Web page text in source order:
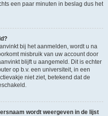
een paar minuten in beslag dus het
bij het aanmelden, wordt u na
misbruik van uw account door
blijft u aangemeld. Dit is echter
op b.v. een universiteit, in een
niet ziet, betekend dat de
wordt weergeven in de lijst